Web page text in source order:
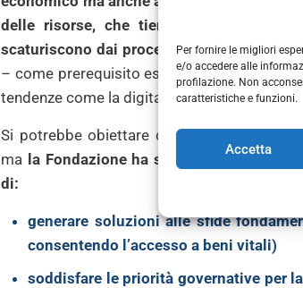
Per fornire le migliori
e/o accedere alle
profilazione. Non
caratteristiche e funzioni.
Accetta
delle risorse, che tiene in
scaturiscono dai processi di produzione.
– come prerequisito essenziale per
tendenze come la digitalizzazione e la
Si potrebbe obiettare che esistono
ma la Fondazione ha selezionato questi
di:
generare soluzioni alle sfide
consentendo l’accesso a beni vitali)
soddisfare le priorità governative per